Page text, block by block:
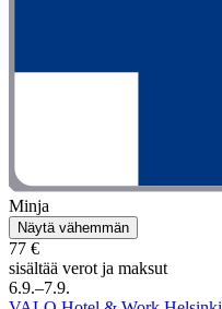
Minja
Näytä vähemmän
77 €
sisältää verot ja maksut
6.9.–7.9.